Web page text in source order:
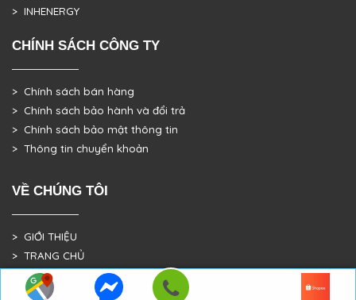
> INHENERGY
CHÍNH SÁCH CÔNG TY
> Chính sách bán hàng
> Chính sách bảo hành và đổi trả
> Chính sách bảo mật thông tin
> Thông tin chuyển khoản
VỀ CHÚNG TÔI
> GIỚI THIỆU
> TRANG CHỦ
> DỰ ÁN THỰC TẾ